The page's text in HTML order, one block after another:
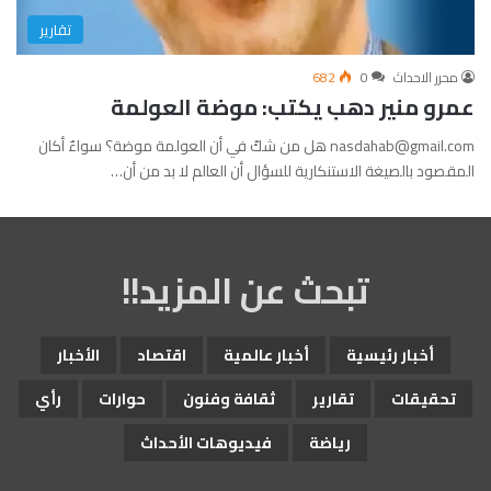
تقارير
محرر الاحداث 0
682
عمرو منير دهب يكتب: موضة العولمة
nasdahab@gmail.com هل من شكّ في أن العولمة موضة؟ سواءٌ أكان
المقصود بالصيغة الاستنكارية للسؤال أن العالم لا بد من أن…
تبحث عن المزيد!!
أخبار رئيسية أخبار عالمية اقتصاد
الأخبار
تحقيقات
تقارير ثقافة وفنون حوارات
رأي
رياضة
فيديوهات الأحداث